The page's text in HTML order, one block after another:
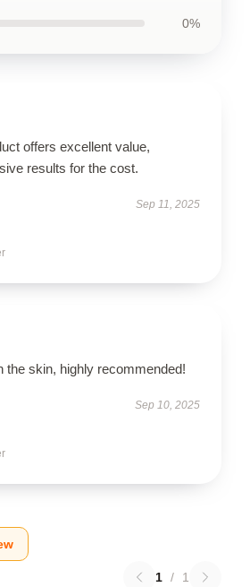
0%
offers excellent value,
results for the cost.
Sep 11, 2025
the skin, highly recommended!
Sep 10, 2025
1 / 1